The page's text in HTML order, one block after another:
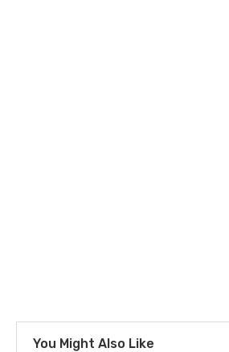
You Might Also Like